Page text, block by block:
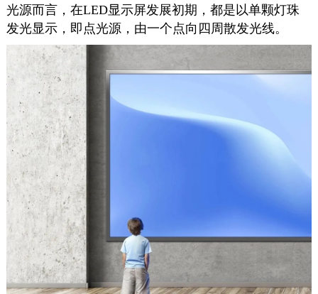
光源而言，在LED显示屏发展初期，都是以单颗灯珠
发光显示，即点光源，由一个点向四周散发光线。